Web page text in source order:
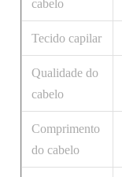
cabelo
Tecido capilar
Qualidade do
cabelo
Comprimento
do cabelo